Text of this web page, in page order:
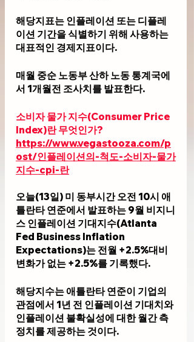
해당지표는 인플레이션 또는 디플레
이션 기간을 식별하기 위해 사용하는
대표적인 경제지표이다.
매월 중순 노동부 산하 노동 통계국에
서 1개월전 조사치를 발표한다.
소비자 물가 지수(Consumer Price
Index)란 무엇인가?
https://www.vegastooza.com/p
ost/인플레이션의-척도-소비자-물가
지수-cpi-란
오늘(13일) 미 동부시간 오전 10시 애
틀란타 연준에서 발표하는 9월 비지니
스 인플레이션 기대지수(Atlanta
Fed Business Inflation
Expectations)는 전월 +2.5%대비
변화가 없는 +2.5%를 기록했다.
해당지수는 애틀란타 연준이 기업의
관점에서 1년 전 인플레이션 기대치와
인플레이션 불확실성에 대한 월간 측
정치를 제공하는 것이다.